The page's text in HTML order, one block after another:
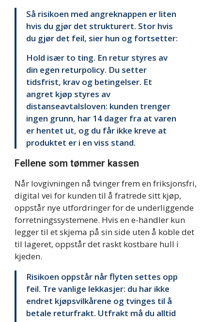
Så risikoen med angreknappen er liten
hvis du gjør det strukturert. Stor hvis
du gjør det feil, sier hun og fortsetter:
Hold især to ting. En retur styres av
din egen returpolicy. Du setter
tidsfrist, krav og betingelser. Et
angret kjøp styres av
distanseavtalsloven: kunden trenger
ingen grunn, har 14 dager fra at varen
er hentet ut, og du får ikke kreve at
produktet er i en viss stand.
Fellene som tømmer kassen
Når lovgivningen nå tvinger frem en friksjonsfri,
digital vei for kunden til å fratrede sitt kjøp,
oppstår nye utfordringer for de underliggende
forretningssystemene. Hvis en e-handler kun
legger til et skjema på sin side uten å koble det
til lageret, oppstår det raskt kostbare hull i
kjeden.
Risikoen oppstår når flyten settes opp
feil. Tre vanlige lekkasjer: du har ikke
endret kjøpsvilkårene og tvinges til å
betale returfrakt. Utfrakt må du alltid